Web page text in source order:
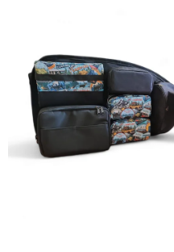
hvězdiček.